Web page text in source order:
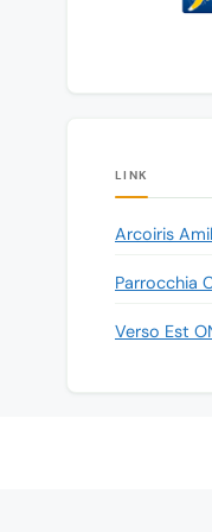
LINK
Arcoiris
Parrocchia
Verso Est